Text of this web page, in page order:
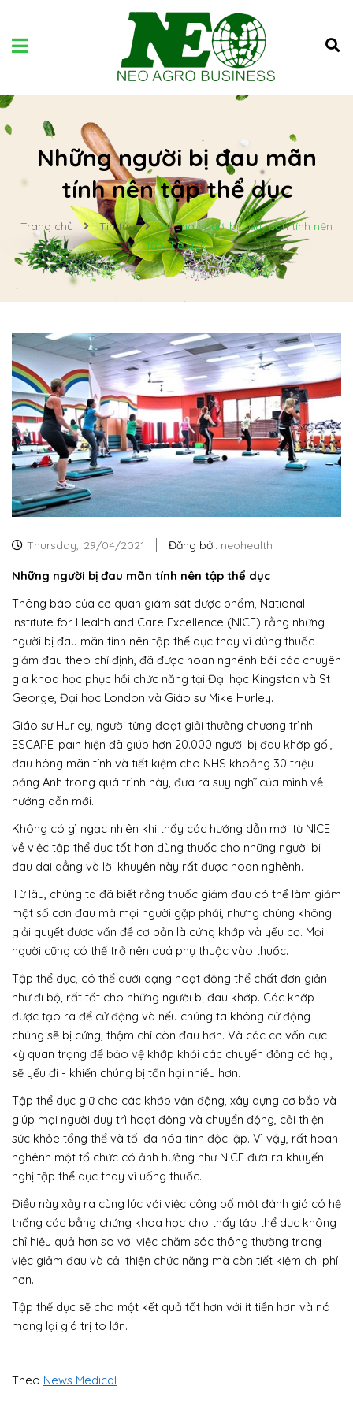
Những người bị đau mãn
tính nên tập thể dục
Trang chủ Tin tức
Những người bị đau mãn tính nên
tập thể dục
Thursday, 29/04/2021 Đăng bởi: neohealth
Những người bị đau mãn tính nên tập thể dục
Thông báo của cơ quan giám sát dược phẩm, National
Institute for Health and Care Excellence (NICE) rằng những
người bị đau mãn tính nên tập thể dục thay vì dùng thuốc
giảm đau theo chỉ định, đã được hoan nghênh bởi các chuyên
gia khoa học phục hồi chức năng tại Đại học Kingston và St
George, Đại học London và Giáo sư Mike Hurley.
Giáo sư Hurley, người từng đoạt giải thưởng chương trình
ESCAPE-pain hiện đã giúp hơn 20.000 người bị đau khớp gối,
đau hông mãn tính và tiết kiệm cho NHS khoảng 30 triệu
bảng Anh trong quá trình này, đưa ra suy nghĩ của mình về
hướng dẫn mới.
Không có gì ngạc nhiên khi thấy các hướng dẫn mới từ NICE
về việc tập thể dục tốt hơn dùng thuốc cho những người bị
đau dai dẳng và lời khuyên này rất được hoan nghênh.
Từ lâu, chúng ta đã biết rằng thuốc giảm đau có thể làm giảm
một số cơn đau mà mọi người gặp phải, nhưng chúng không
giải quyết được vấn đề cơ bản là cứng khớp và yếu cơ. Mọi
người cũng có thể trở nên quá phụ thuộc vào thuốc.
Tập thể dục, có thể dưới dạng hoạt động thể chất đơn giản
như đi bộ, rất tốt cho những người bị đau khớp. Các khớp
được tạo ra để cử động và nếu chúng ta không cử động
chúng sẽ bị cứng, thậm chí còn đau hơn. Và các cơ vốn cực
kỳ quan trọng để bảo vệ khớp khỏi các chuyển động có hại,
sẽ yếu đi - khiến chúng bị tổn hại nhiều hơn.
Tập thể dục giữ cho các khớp vận động, xây dựng cơ bắp và
giúp mọi người duy trì hoạt động và chuyển động, cải thiện
sức khỏe tổng thể và tối đa hóa tính độc lập. Vì vậy, rất hoan
nghênh một tổ chức có ảnh hưởng như NICE đưa ra khuyến
nghị tập thể dục thay vì uống thuốc.
Điều này xảy ra cùng lúc với việc công bố một đánh giá có hệ
thống các bằng chứng khoa học cho thấy tập thể dục không
chỉ hiệu quả hơn so với việc chăm sóc thông thường trong
việc giảm đau và cải thiện chức năng mà còn tiết kiệm chi phí
hơn.
Tập thể dục sẽ cho một kết quả tốt hơn với ít tiền hơn và nó
mang lại giá trị to lớn.
Theo News Medical